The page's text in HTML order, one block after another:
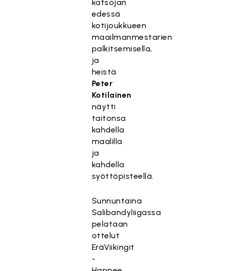
katsojan
edessä
kotijoukkueen
maailmanmestarien
palkitsemisella,
ja
heistä
Peter
Kotilainen
näytti
taitonsa
kahdella
maalilla
ja
kahdella
syöttöpisteellä.
Sunnuntaina
Salibandyliigassa
pelataan
ottelut
EräViikingit
-